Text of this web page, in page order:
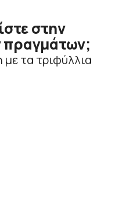
στην